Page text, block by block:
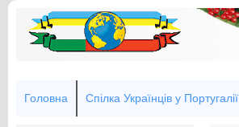
Головна Спілка Українців у Португалії